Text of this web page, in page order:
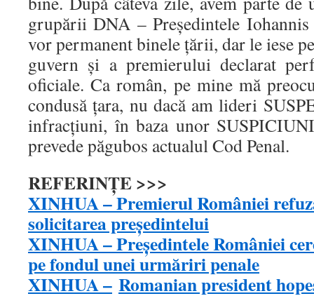
grupării DNA – Președintele
vor permanent binele țării, dar le iese
guvern și a premierului declarat
oficiale. Ca român, pe mine mă
condusă țara, nu dacă am lideri
infracțiuni, în baza unor
prevede păgubos actualul Cod Penal.
REFERINȚE >>>
XINHUA – Premierul României
solicitarea preşedintelui
XINHUA – Preşedintele României
pe fondul unei urmăriri penale
XINHUA – Romanian president